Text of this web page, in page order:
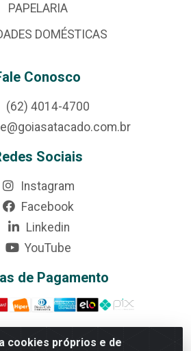
cookies próprios e de
PAPELARIA
DOMÉSTICAS
Conosco
(62) 4014-4700
Sociais
Instagram
Facebook
Linkedin
YouTube
de Pagamento